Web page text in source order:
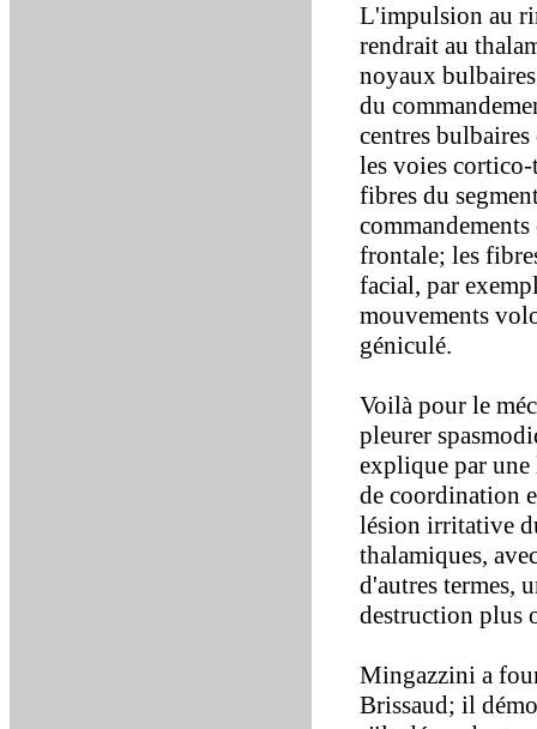
L'impulsion au
rendrait au
noyaux
du
centres
les voies cortico-
fibres du
frontale; les
facial, par
mouvements
géniculé.
Voilà pour le
pleurer
explique par
de coordination
lésion irritative
thalamiques,
d'autres termes,
destruction plus
Mingazzini a
Brissaud; il